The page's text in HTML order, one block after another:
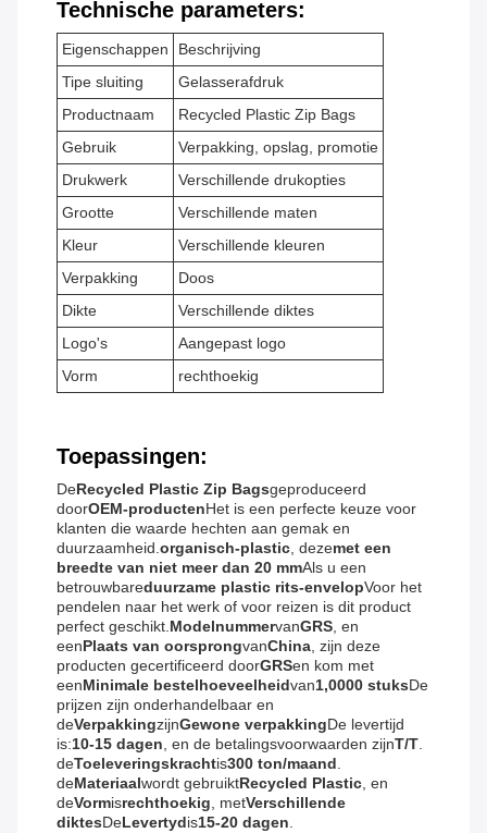
Technische parameters:
Eigenschappen
Beschrijving
Tipe sluiting
Gelasserafdruk
Productnaam
Recycled Plastic Zip Bags
Gebruik
Verpakking, opslag, promotie
Drukwerk
Verschillende drukopties
Grootte
Verschillende maten
Kleur
Verschillende kleuren
Verpakking
Doos
Dikte
Verschillende diktes
Logo's
Aangepast logo
Vorm
rechthoekig
Toepassingen:
DeRecycled Plastic Zip Bagsgeproduceerd
doorOEM-productenHet is een perfecte keuze voor
klanten die waarde hechten aan gemak en
duurzaamheid.organisch-plastic, dezemet een
breedte van niet meer dan 20 mmAls u een
betrouwbareduurzame plastic rits-envelopVoor het
pendelen naar het werk of voor reizen is dit product
perfect geschikt.ModelnummervanGRS, en
eenPlaats van oorsprongvanChina, zijn deze
producten gecertificeerd doorGRSen kom met
eenMinimale bestelhoeveelheidvan1,0000 stuksDe
prijzen zijn onderhandelbaar en
deVerpakkingzijnGewone verpakkingDe levertijd
is:10-15 dagen, en de betalingsvoorwaarden zijnT/T.
deToeleveringskrachtis300 ton/maand.
deMateriaalwordt gebruiktRecycled Plastic, en
deVormisrechthoekig, metVerschillende
diktesDeLevertydis15-20 dagen.